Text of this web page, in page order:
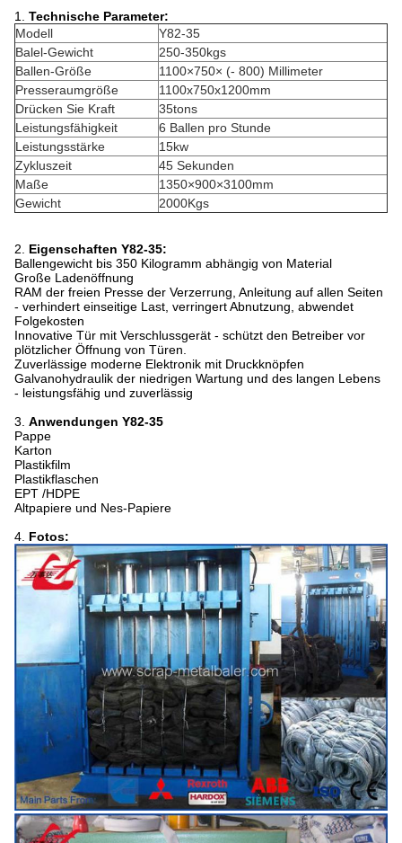
1. Technische Parameter:
Modell
Y82-35
Balel-Gewicht
250-350kgs
Ballen-Größe
1100×750× (- 800) Millimeter
Presseraumgröße
1100x750x1200mm
Drücken Sie Kraft
35tons
Leistungsfähigkeit
6 Ballen pro Stunde
Leistungsstärke
15kw
Zykluszeit
45 Sekunden
Maße
1350×900×3100mm
Gewicht
2000Kgs
2. Eigenschaften Y82-35:
Ballengewicht bis 350 Kilogramm abhängig von Material
Große Ladenöffnung
RAM der freien Presse der Verzerrung, Anleitung auf allen Seiten
- verhindert einseitige Last, verringert Abnutzung, abwendet
Folgekosten
Innovative Tür mit Verschlussgerät - schützt den Betreiber vor
plötzlicher Öffnung von Türen.
Zuverlässige moderne Elektronik mit Druckknöpfen
Galvanohydraulik der niedrigen Wartung und des langen Lebens
- leistungsfähig und zuverlässig
3. Anwendungen Y82-35
Pappe
Karton
Plastikfilm
Plastikflaschen
EPT /HDPE
Altpapiere und Nes-Papiere
4. Fotos: